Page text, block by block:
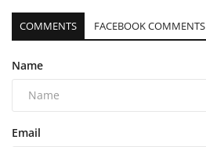
COMMENTS FACEBOOK COMMENTS
Name
Email